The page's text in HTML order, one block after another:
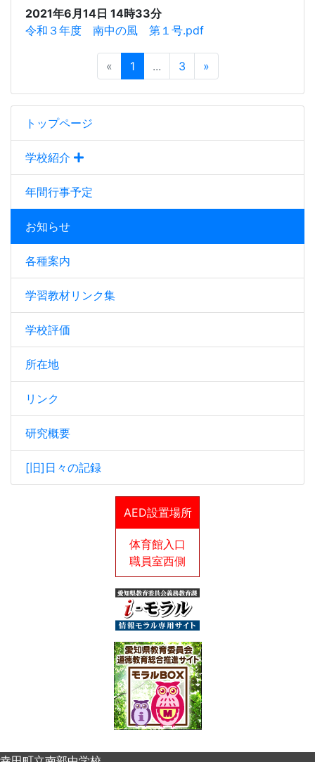
トップページ
学校紹介
年間行事予定
お知らせ
各種案内
学習教材リンク集
学校評価
所在地
リンク
研究概要
[旧]日々の記録
AED設置場所
体育館入口
職員室西側
2021年6月14日 14時33分
令和３年度 南中の風 第１号.pdf
« 1 ... 3 »